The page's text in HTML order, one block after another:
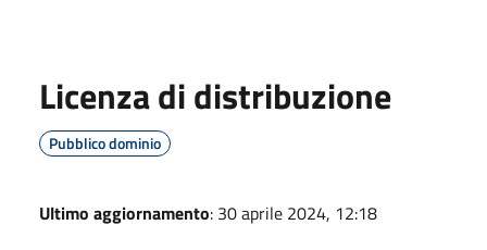
Licenza di distribuzione
Pubblico dominio
Ultimo aggiornamento: 30 aprile 2024, 12:18